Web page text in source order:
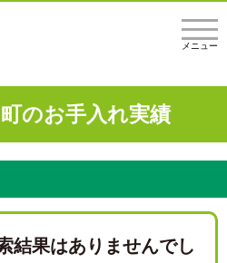
メニュー
のお手入れ実績
結果はありませんでし